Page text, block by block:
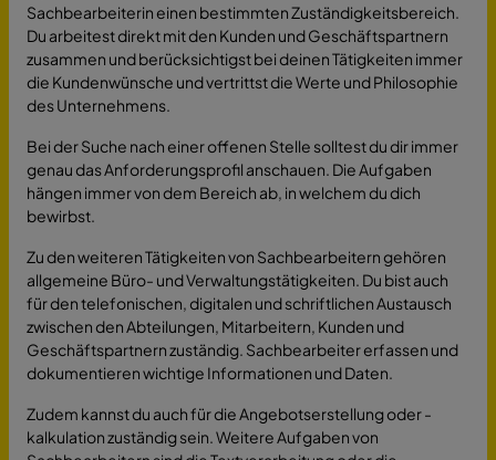
Sachbearbeiterin einen bestimmten Zuständigkeitsbereich.
Du arbeitest direkt mit den Kunden und Geschäftspartnern
zusammen und berücksichtigst bei deinen Tätigkeiten immer
die Kundenwünsche und vertrittst die Werte und Philosophie
des Unternehmens.
Bei der Suche nach einer offenen Stelle solltest du dir immer
genau das Anforderungsprofil anschauen. Die Aufgaben
hängen immer von dem Bereich ab, in welchem du dich
bewirbst.
Zu den weiteren Tätigkeiten von Sachbearbeitern gehören
allgemeine Büro- und Verwaltungstätigkeiten. Du bist auch
für den telefonischen, digitalen und schriftlichen Austausch
zwischen den Abteilungen, Mitarbeitern, Kunden und
Geschäftspartnern zuständig. Sachbearbeiter erfassen und
dokumentieren wichtige Informationen und Daten.
Zudem kannst du auch für die Angebotserstellung oder -
kalkulation zuständig sein. Weitere Aufgaben von